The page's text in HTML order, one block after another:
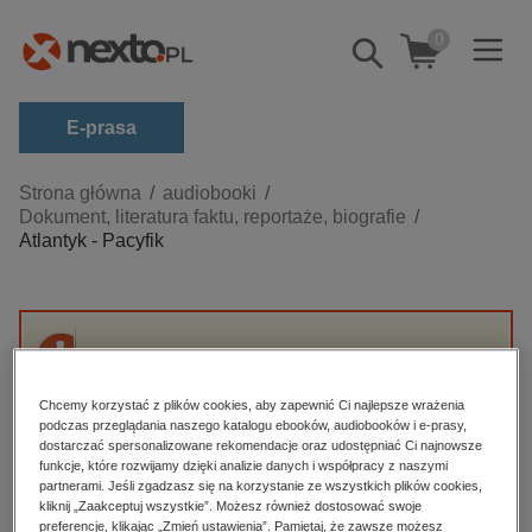
Pokaż/schowaj
wyszukiwarkę
0
E-prasa
Kategorie
Zobacz wszystkie E-prasa
biznesowe, branżowe, gospodarka
darmowe wydania
edukacja
hobby, sport, rozrywka
komputery, internet, technologie, informatyka
Strona główna
audiobooki
Dokument, literatura faktu, reportaże, biografie
Atlantyk - Pacyfik
High-contrast mode
Polecane
Chcemy korzystać z plików cookies, aby zapewnić Ci najlepsze wrażenia
podczas przeglądania naszego katalogu ebooków, audiobooków i e-prasy,
dostarczać spersonalizowane rekomendacje oraz udostępniać Ci najnowsze
funkcje, które rozwijamy dzięki analizie danych i współpracy z naszymi
partnerami. Jeśli zgadzasz się na korzystanie ze wszystkich plików cookies,
kliknij „Zaakceptuj wszystkie”. Możesz również dostosować swoje
preferencje, klikając „Zmień ustawienia”. Pamiętaj, że zawsze możesz